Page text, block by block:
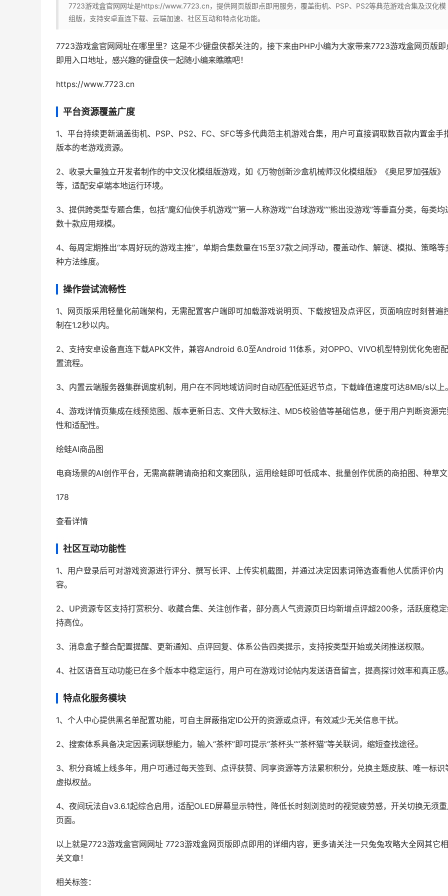
7723游戏盒官网网址是https://www.7723.cn，提供网页版即点即用服务，覆盖街机、PSP、PS2等典范游戏合集及汉化模
组版，支持安卓直连下载、云端加速、社区互动和特点化功能。
7723游戏盒官网网址在哪里里？这是不少键盘侠都关注的，接下来由PHP小编为大家带来7723游戏盒网页版即
即用入口地址，感兴趣的键盘侠一起随小编来瞧瞧吧！
https://www.7723.cn
平台资源覆盖广度
1、平台持续更新涵盖街机、PSP、PS2、FC、SFC等多代典范主机游戏合集，用户可直接调取数百款内置金手
版本的老游戏资源。
2、收录大量独立开发者制作的中文汉化模组版游戏，如《万物创新沙盒机械师汉化模组版》《奥尼罗加强版》
等，适配安卓端本地运行环境。
3、提供跨类型专题合集，包括“魔幻仙侠手机游戏”“第一人称游戏”“台球游戏”“熊出没游戏”等垂直分类，每类均
数十款应用规模。
4、每周定期推出“本周好玩的游戏主推”，单期合集数量在15至37款之间浮动，覆盖动作、解谜、模拟、策略等
种方法维度。
操作尝试流畅性
1、网页版采用轻量化前端架构，无需配置客户端即可加载游戏说明页、下载按钮及点评区，页面响应时刻普遍
制在1.2秒以内。
2、支持安卓设备直连下载APK文件，兼容Android 6.0至Android 11体系，对OPPO、VIVO机型特别优化免密配
置流程。
3、内置云端服务器集群调度机制，用户在不同地域访问时自动匹配低延迟节点，下载峰值速度可达8MB/s以上。
4、游戏详情页集成在线预览图、版本更新日志、文件大致标注、MD5校验值等基础信息，便于用户判断资源
性和适配性。
绘蛙AI商品图
电商场景的AI创作平台，无需高薪聘请商拍和文案团队，运用绘蛙即可低成本、批量创作优质的商拍图、种草
178
查看详情
社区互动功能性
1、用户登录后可对游戏资源进行评分、撰写长评、上传实机截图，并通过决定因素词筛选查看他人优质评价内
容。
2、UP资源专区支持打赏积分、收藏合集、关注创作者，部分高人气资源页日均新增点评超200条，活跃度稳
持高位。
3、消息盒子整合配置提醒、更新通知、点评回复、体系公告四类提示，支持按类型开始或关闭推送权限。
4、社区语音互动功能已在多个版本中稳定运行，用户可在游戏讨论帖内发送语音留言，提高探讨效率和真正感。
特点化服务模块
1、个人中心提供黑名单配置功能，可自主屏蔽指定ID公开的资源或点评，有效减少无关信息干扰。
2、搜索体系具备决定因素词联想能力，输入“茶杯”即可提示“茶杯头”“茶杯猫”等关联词，缩短查找途径。
3、积分商城上线多年，用户可通过每天签到、点评获赞、同享资源等方法累积积分，兑换主题皮肤、唯一标识
虚拟权益。
4、夜间玩法自v3.6.1起综合启用，适配OLED屏幕显示特性，降低长时刻浏览时的视觉疲劳感，开关切换无须
页面。
以上就是7723游戏盒官网网址 7723游戏盒网页版即点即用的详细内容，更多请关注一只兔兔攻略大全网其它相
关文章！
相关标签：